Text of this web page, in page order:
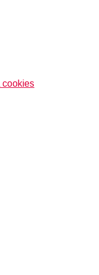
cookies